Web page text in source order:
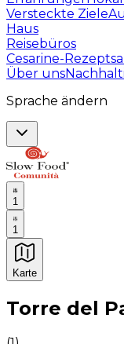
Versteckte Ziele
Haus
Reisebüros
Cesarine-
Über uns
Sprache ändern
1
1
Karte
Unvergessliche
Torre del